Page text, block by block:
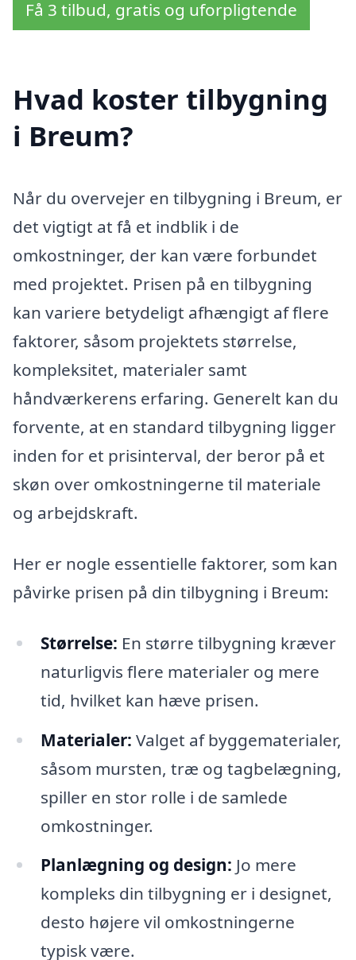
Få 3 tilbud, gratis og uforpligtende
Hvad koster tilbygning
i Breum?
Når du overvejer en tilbygning i Breum, er
det vigtigt at få et indblik i de
omkostninger, der kan være forbundet
med projektet. Prisen på en tilbygning
kan variere betydeligt afhængigt af flere
faktorer, såsom projektets størrelse,
kompleksitet, materialer samt
håndværkerens erfaring. Generelt kan du
forvente, at en standard tilbygning ligger
inden for et prisinterval, der beror på et
skøn over omkostningerne til materiale
og arbejdskraft.
Her er nogle essentielle faktorer, som kan
påvirke prisen på din tilbygning i Breum:
Størrelse: En større tilbygning kræver
naturligvis flere materialer og mere
tid, hvilket kan hæve prisen.
Materialer: Valget af byggematerialer,
såsom mursten, træ og tagbelægning,
spiller en stor rolle i de samlede
omkostninger.
Planlægning og design: Jo mere
kompleks din tilbygning er i designet,
desto højere vil omkostningerne
typisk være.